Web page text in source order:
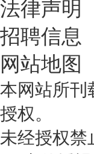
法律声明
招聘信息
网站地图
本网站所刊
授权。
未经授权禁